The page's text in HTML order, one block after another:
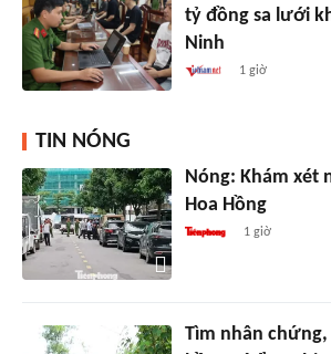
tỷ đồng sa lưới
Ninh
1 giờ
TIN NÓNG
Nóng: Khám xét
Hoa Hồng
1 giờ
Tìm nhân